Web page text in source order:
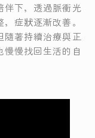
伴下，透過脈衝光
症狀逐漸改善。
隨著持續治療與正
慢找回生活的自